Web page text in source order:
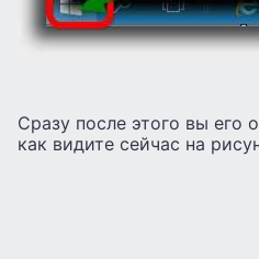
Сразу после этого вы его
как видите сейчас на